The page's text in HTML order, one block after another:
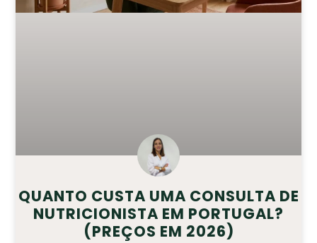
QUANTO CUSTA UMA CONSULTA DE
NUTRICIONISTA EM PORTUGAL?
(PREÇOS EM 2026)